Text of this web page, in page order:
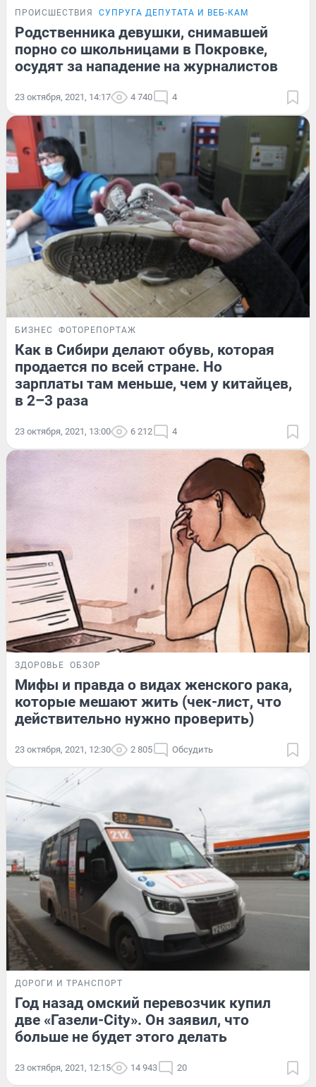
ПРОИСШЕСТВИЯ СУПРУГА ДЕПУТАТА И ВЕБ-КАМ
Родственника девушки, снимавшей
порно со школьницами в Покровке,
осудят за нападение на журналистов
23 октября, 2021, 14:17 4 740 4
БИЗНЕС ФОТОРЕПОРТАЖ
Как в Сибири делают обувь, которая
продается по всей стране. Но
зарплаты там меньше, чем у китайцев,
в 2–3 раза
23 октября, 2021, 13:00 6 212 4
ЗДОРОВЬЕ ОБЗОР
Мифы и правда о видах женского рака,
которые мешают жить (чек-лист, что
действительно нужно проверить)
23 октября, 2021, 12:30 2 805 Обсудить
ДОРОГИ И ТРАНСПОРТ
Год назад омский перевозчик купил
две «Газели-City». Он заявил, что
больше не будет этого делать
23 октября, 2021, 12:15 14 943 20